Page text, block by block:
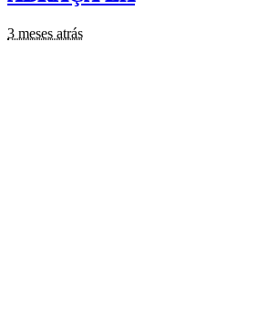
3 meses atrás